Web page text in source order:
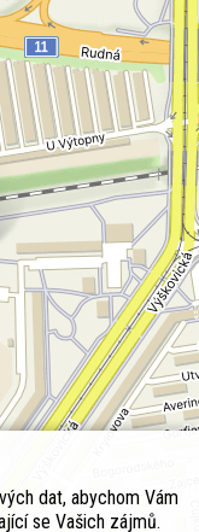
dat, abychom Vám
se Vašich zájmů.